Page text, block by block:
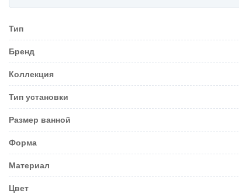
Тип
Бренд
Коллекция
Тип установки
Размер ванной
Форма
Материал
Цвет